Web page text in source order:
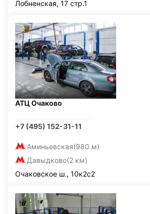
Лобненская, 17 стр.1
АТЦ Очаково
+7 (495) 152-31-11
Аминьевская(980 м)
Давыдково(2 км)
Очаковское ш., 10к2с2